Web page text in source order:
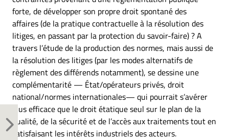
forte, de développer son propre droit spontané des
affaires (de la pratique contractuelle à la résolution des
litiges, en passant par la protection du savoir-faire) ? A
travers l’étude de la production des normes, mais aussi de
la résolution des litiges (par les modes alternatifs de
règlement des différends notamment), se dessine une
complémentarité — État/opérateurs privés, droit
national/normes internationales— qui pourrait s’avérer
plus efficace que le droit étatique seul sur le plan de la
qualité, de la sécurité et de l’accès aux traitements tout en
satisfaisant les intérêts industriels des acteurs.